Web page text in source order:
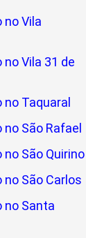
no Vila
Vila 31 de
Taquaral
São Rafael
São Quirino
São Carlos
no Santa